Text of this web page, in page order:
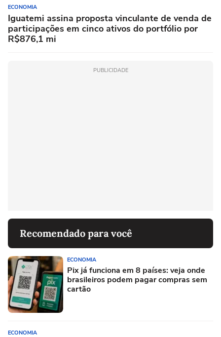
ECONOMIA
Iguatemi assina proposta vinculante de venda de
participações em cinco ativos do portfólio por
R$876,1 mi
PUBLICIDADE
Recomendado para você
ECONOMIA
Pix já funciona em 8 países: veja onde
brasileiros podem pagar compras sem
cartão
ECONOMIA